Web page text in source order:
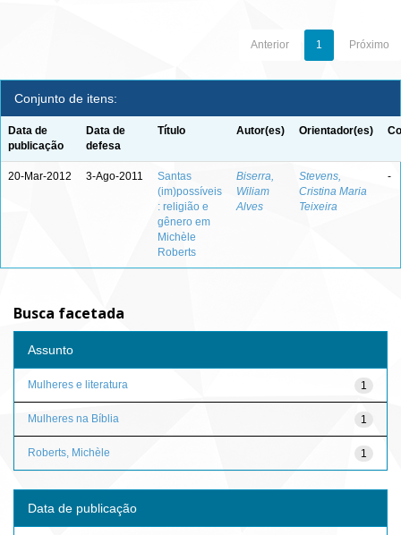
Anterior 1 Próximo
Conjunto de itens:
Data de
publicação
Data de
defesa
Título Autor(es) Orientador(es)
20-Mar-2012 3-Ago-2011
Santas
(im)possíveis
: religião e
gênero em
Michèle
Roberts
Biserra,
Wiliam
Alves
Stevens,
Cristina Maria
Teixeira
-
Busca facetada
Assunto
1
Mulheres e literatura
1
Mulheres na Bíblia
1
Roberts, Michèle
Data de publicação